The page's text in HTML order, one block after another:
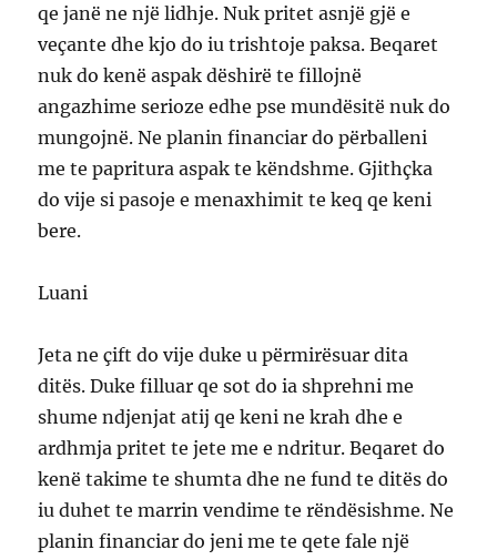
qe janë ne një lidhje. Nuk pritet asnjë gjë e
veçante dhe kjo do iu trishtoje paksa. Beqaret
nuk do kenë aspak dëshirë te fillojnë
angazhime serioze edhe pse mundësitë nuk do
mungojnë. Ne planin financiar do përballeni
me te papritura aspak te këndshme. Gjithçka
do vije si pasoje e menaxhimit te keq qe keni
bere.
Luani
Jeta ne çift do vije duke u përmirësuar dita
ditës. Duke filluar qe sot do ia shprehni me
shume ndjenjat atij qe keni ne krah dhe e
ardhmja pritet te jete me e ndritur. Beqaret do
kenë takime te shumta dhe ne fund te ditës do
iu duhet te marrin vendime te rëndësishme. Ne
planin financiar do jeni me te qete fale një